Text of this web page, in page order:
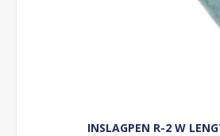
INSLAGPEN R-2 W